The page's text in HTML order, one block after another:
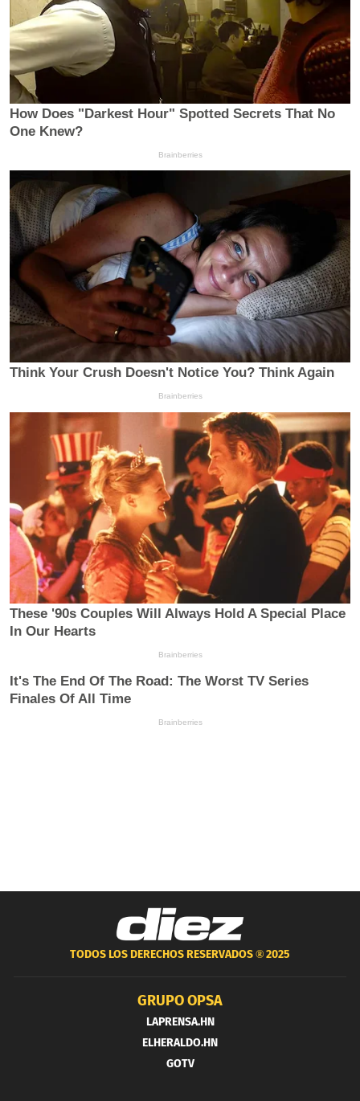
TODOS LOS DERECHOS RESERVADOS ®2025
GRUPO OPSA
LAPRENSA.HN
ELHERALDO.HN
GOTV